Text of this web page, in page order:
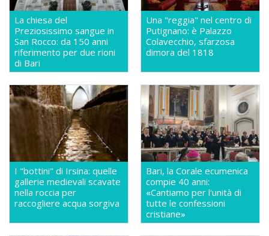
La chiesa del
Preziosissimo sangue in
San Rocco: da 150 anni
riferimento per due rioni
di Bari
Una "reggia" nel centro di
Putignano: è Palazzo
Colavecchio, sfarzosa
dimora del 1818
I "bottini" di Irsina: quelle
gallerie medievali scavate
nella roccia per
raccogliere acqua sorgiva
Bari, la Corale ecumenica
compie 40 anni:
«Cantiamo per l'unità di
tutte le confessioni
cristiane»